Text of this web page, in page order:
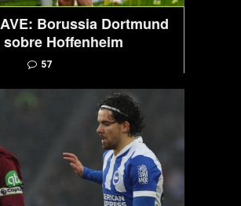
Borussia Dortmund
Hoffenheim
57